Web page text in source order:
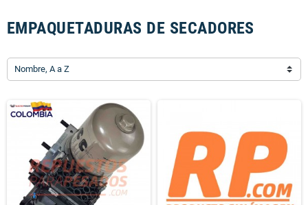
EMPAQUETADURAS DE SECADORES
Nombre, A a Z